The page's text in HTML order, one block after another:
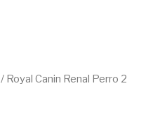
/ Royal Canin Renal Perro 2